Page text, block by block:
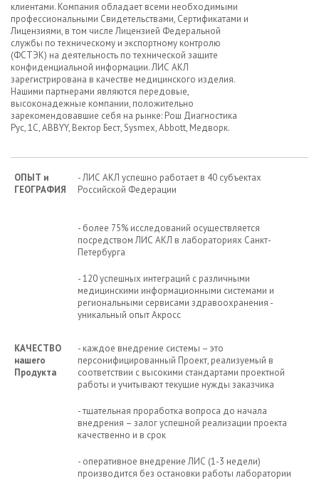
клиентами. Компания обладает всеми необходимыми
профессиональными Свидетельствами, Сертификатами и
Лицензиями, в том числе Лицензией Федеральной
службы по техническому и экспортному контролю
(ФСТЭК) на деятельность по технической защите
конфиденциальной информации. ЛИС АКЛ
зарегистрирована в качестве медицинского изделия.
Нашими партнерами являются передовые,
высоконадежные компании, положительно
зарекомендовавшие себя на рынке: Рош Диагностика
Рус, 1С, ABBYY, Вектор Бест, Sysmex, Abbott, Медворк.
ОПЫТ и
ГЕОГРАФИЯ
- ЛИС АКЛ успешно работает в 40 субъектах
Российской Федерации
- более 75% исследований осуществляется
посредством ЛИС АКЛ в лабораториях Санкт-
Петербурга
- 120 успешных интеграций с различными
медицинскими информационными системами и
региональными сервисами здравоохранения -
уникальный опыт Акросс
КАЧЕСТВО
нашего
Продукта
- каждое внедрение системы – это
персонифицированный Проект, реализуемый в
соответствии с высокими стандартами проектной
работы и учитывают текущие нужды заказчика
- тщательная проработка вопроса до начала
внедрения – залог успешной реализации проекта
качественно и в срок
- оперативное внедрение ЛИС (1-3 недели)
производится без остановки работы лаборатории